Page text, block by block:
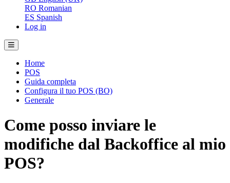
RO Romanian
ES Spanish
Log in
Home
POS
Guida completa
Configura il tuo POS (BO)
Generale
Come posso inviare le
modifiche dal Backoffice al mio
POS?